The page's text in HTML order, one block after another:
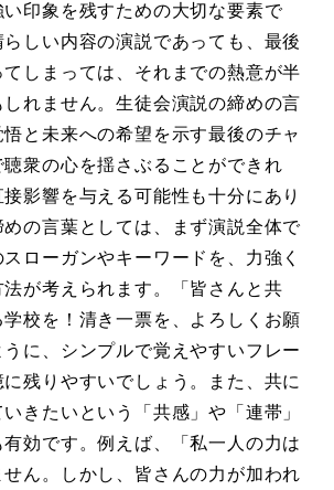
い印象を残すための大切な要素で
しい内容の演説であっても、最後
しまっては、それまでの熱意が半
れません。生徒会演説の締めの言
と未来への希望を示す最後のチャ
衆の心を揺さぶることができれ
影響を与える可能性も十分にあり
めの言葉としては、まず演説全体で
ローガンやキーワードを、力強く
が考えられます。「皆さんと共
校を！清き一票を、よろしくお願
に、シンプルで覚えやすいフレー
残りやすいでしょう。また、共に
きたいという「共感」や「連帯」
効です。例えば、「私一人の力は
ん。しかし、皆さんの力が加われ